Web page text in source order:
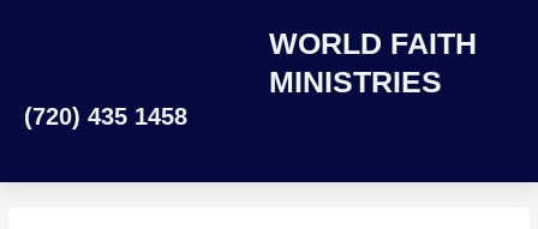
WORLD FAITH
MINISTRIES
(720) 435 1458